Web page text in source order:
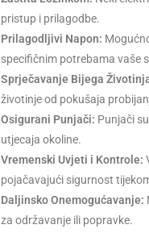
pristup i prilagodbe.
Prilagodljivi Napon:
specifičnim potrebama vaše
Sprječavanje Bijega
životinje od pokušaja
Osigurani Punjači: Punjači
utjecaja okoline.
Vremenski Uvjeti i Kontrole:
pojačavajući sigurnost
Daljinsko Onemogućavanje:
za održavanje ili popravke.